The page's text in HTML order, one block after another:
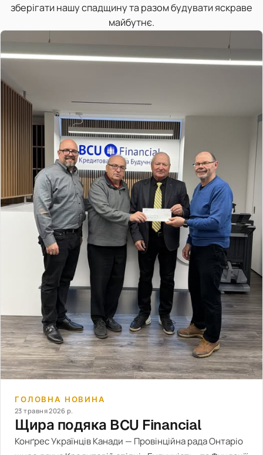
зберігати нашу спадщину та разом будувати яскраве
майбутнє.
ГОЛОВНА НОВИНА
23 травня 2026 р.
Щира подяка BCU Financial
Конґрес Українців Канади — Провінційна рада Онтаріо